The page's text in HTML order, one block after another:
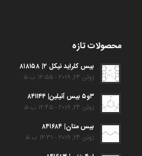
محصولات تازه
بیس کلراید نیکل ۲| ۸۱۸۱۵۸
ژوئن 24, 2019 - 12:55 ب.ظ
۳و۵ بیس آنیلین| ۸۴۱۱۴۴
ژوئن 24, 2019 - 12:45 ب.ظ
بیس متان| ۸۴۱۶۸۴
ژوئن 24, 2019 - 12:31 ب.ظ